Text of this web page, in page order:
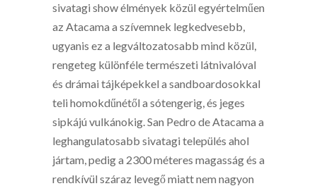
sivatagi show élmények közül egyértelműen
az Atacama a szívemnek legkedvesebb,
ugyanis ez a legváltozatosabb mind közül,
rengeteg különféle természeti látnivalóval
és drámai tájképekkel a sandboardosokkal
teli homokdűnétől a sótengerig, és jeges
sipkájú vulkánokig. San Pedro de Atacama a
leghangulatosabb sivatagi település ahol
jártam, pedig a 2300 méteres magasság és a
rendkívül száraz levegő miatt nem nagyon